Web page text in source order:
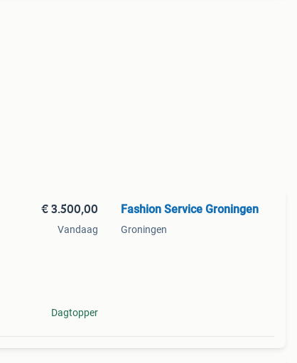
€ 3.500,00
Vandaag
Dagtopper
Fashion Service Groningen
Groningen